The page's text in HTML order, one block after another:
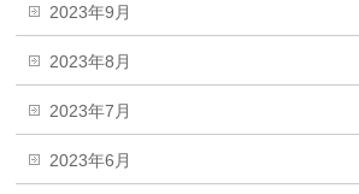
2023年9月
2023年8月
2023年7月
2023年6月